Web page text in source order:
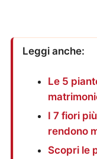
Leggi anche:
Le 5
I 7 fiori
rendono
Scopri le